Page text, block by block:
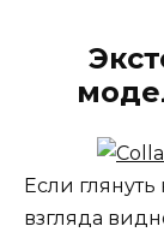
Если
взгляда